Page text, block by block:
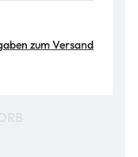
zum Versand